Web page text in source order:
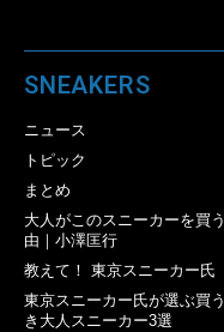
SNEAKERS
ニュース
トピック
まとめ
大人がこのスニーカーを買
由｜小澤匡行
教えて！ 東京スニーカー氏
東京スニーカー氏が選ぶ買
き大人スニーカー3選